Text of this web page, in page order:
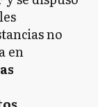
no
en